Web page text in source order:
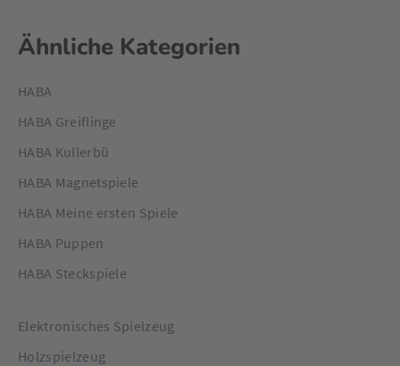
Ähnliche Kategorien
HABA
HABA Greiflinge
HABA Kullerbü
HABA Magnetspiele
HABA Meine ersten Spiele
HABA Puppen
HABA Steckspiele
Elektronisches Spielzeug
Holzspielzeug